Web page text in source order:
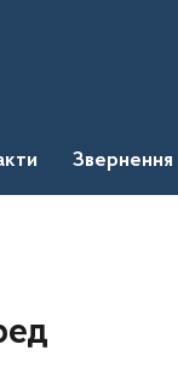
Звернення